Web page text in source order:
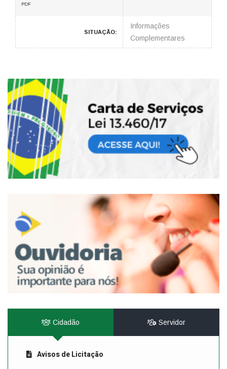
PDF
SITUAÇÃO:
Informações
Complementares
Cidadão Servidor
Avisos de Licitação